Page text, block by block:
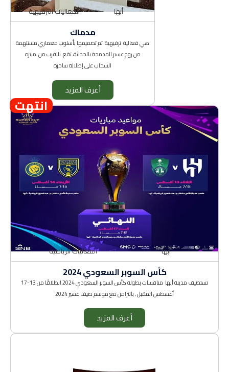
الفعاليات الترفيهية أبها
مدماك
هي فعالية ترفيهية تم تصميمها بأسلوب معماري مستلهمة
من روح عسير المدمجة بالحداثة، تقع بالقرب من منتزه
السحاب على إطلالة ساحرة
أعرف المزيد
انتهت
الفعاليات الرياضية أبها
كأس السوبر السعودي 2024
تستضيف مدينة أبها منافسات بطولة كأس السوبر السعودي 2024 انطلاقًا من 13-17
أغسطس المقبل , بالتزامن مع موسم صيف عسير 2024
أعرف المزيد